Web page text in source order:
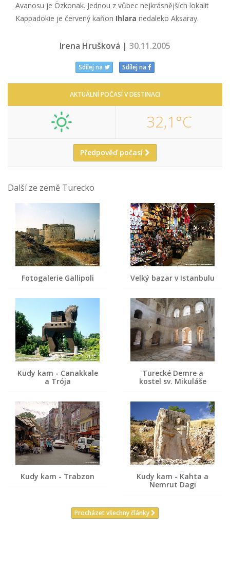
Avanosu je Özkonak. Jednou z vůbec nejkrásnějších lokalit
Kappadokie je červený kaňon Ihlara nedaleko Aksaray.
Irena Hrušková | 30.11.2005
Sdílej na Sdílej na
AKTUÁLNÍ POČASÍ V DESTINACI
32,1°C
Předpověď počasí
Další ze země Turecko
Fotogalerie Gallipoli Velký bazar v Istanbulu
Kudy kam - Canakkale
a Trója
Turecké Demre a
kostel sv. Mikuláše
Kudy kam - Trabzon
Kudy kam - Kahta a
Nemrut Dagi
Procházet všechny články